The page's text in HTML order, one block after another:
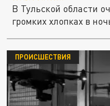
В Тульской области
громких хлопках в
ПРОИСШЕСТВИЯ